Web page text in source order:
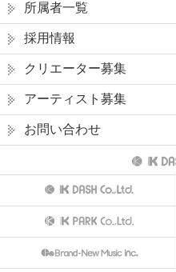
所属者一覧
採用情報
クリエーター募集
アーティスト募集
お問い合わせ